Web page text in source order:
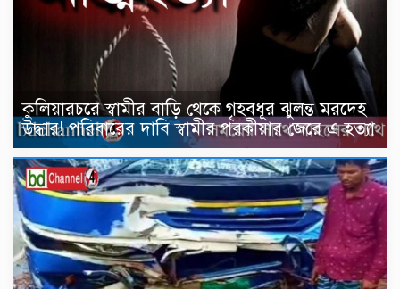
কুলিয়ারচরে স্বামীর বাড়ি থেকে গৃহবধূর ঝুলন্ত মরদেহ
উদ্ধার! পরিবারের দাবি স্বামীর পরকীয়ার জেরে এ হত্যা